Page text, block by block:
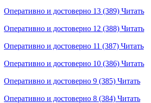
Оперативно и достоверно 13 (389) Читать
Оперативно и достоверно 12 (388) Читать
Оперативно и достоверно 11 (387) Читать
Оперативно и достоверно 10 (386) Читать
Оперативно и достоверно 9 (385) Читать
Оперативно и достоверно 8 (384) Читать